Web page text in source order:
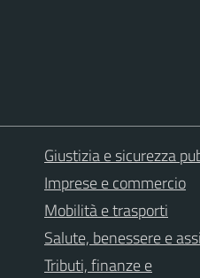
Giustizia e sicurezza
Imprese e commercio
Mobilità e trasporti
Salute, benessere e
Tributi, finanze e